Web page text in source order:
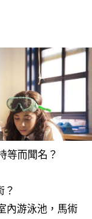
等而聞名？
？
內游泳池，馬術